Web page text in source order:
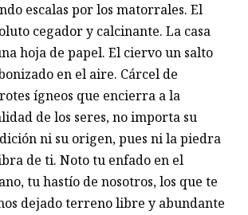
escalas por los matorrales. El
cegador y calcinante. La casa
hoja de papel. El ciervo un salto
en el aire. Cárcel de
ígneos que encierra a la
de los seres, no importa su
ni su origen, pues ni la piedra
de ti. Noto tu enfado en el
tu hastío de nosotros, los que te
dejado terreno libre y abundante